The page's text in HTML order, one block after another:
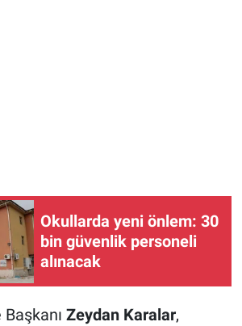
Okullarda yeni önlem: 30
bin güvenlik personeli
alınacak
Zeydan Karalar,